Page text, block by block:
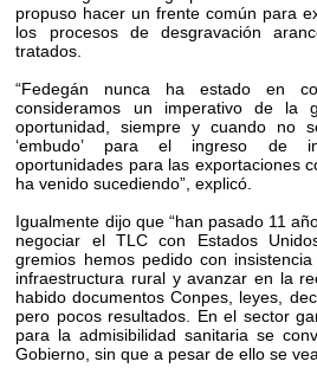
propuso hacer un frente común para
los procesos de desgravación
tratados.
“Fedegán nunca ha estado en
consideramos un imperativo de la
oportunidad, siempre y cuando no
‘embudo’ para el ingreso de
oportunidades para las exportaciones
ha venido sucediendo”, explicó.
Igualmente dijo que “han pasado 11
negociar el TLC con Estados
gremios hemos pedido con
infraestructura rural y avanzar en la
habido documentos Conpes, leyes,
pero pocos resultados. En el sector
para la admisibilidad sanitaria se
Gobierno, sin que a pesar de ello se